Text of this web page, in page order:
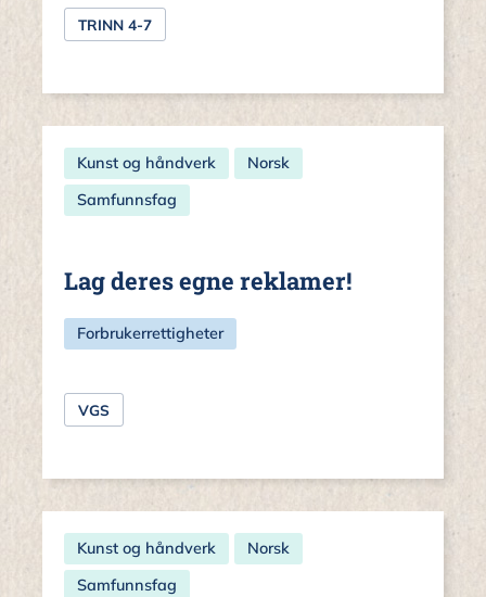
TRINN 4-7
Kunst og håndverk
Norsk
Samfunnsfag
Lag deres egne reklamer!
Forbrukerrettigheter
VGS
Kunst og håndverk
Norsk
Samfunnsfag